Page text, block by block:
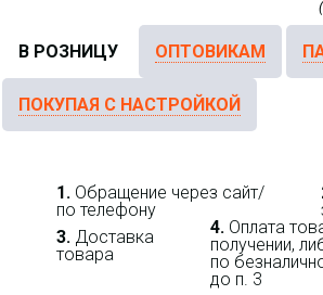
В РОЗНИЦУ ОПТОВИКАМ
ПОКУПАЯ С НАСТРОЙКОЙ
1. Обращение через сайт/
по телефону
3. Доставка
товара
4. Оплата
получении,
по
до п. 3